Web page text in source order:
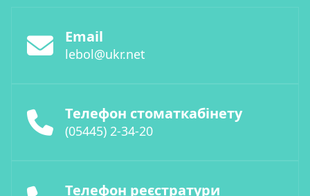
Email
lebol@ukr.net
Телефон стоматкабінету
(05445) 2-34-20
Телефон реєстратури